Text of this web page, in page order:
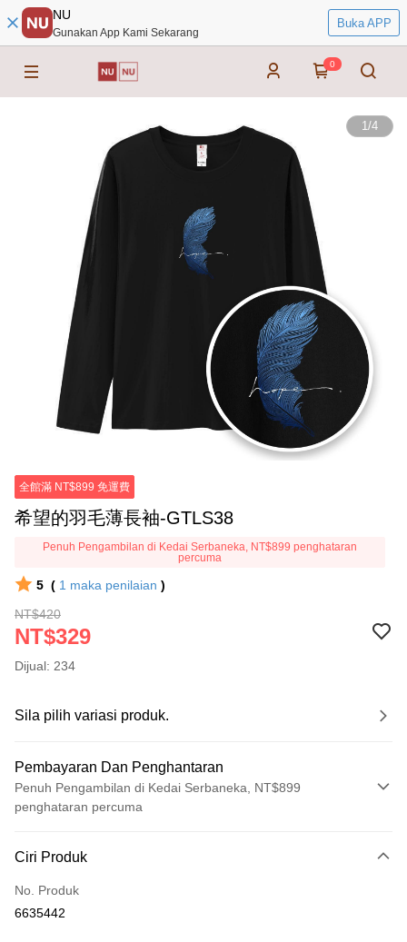
NU
Gunakan App Kami Sekarang
Buka APP
0
1/4
全館滿 NT$899 免運費
希望的羽毛薄長袖-GTLS38
Penuh Pengambilan di Kedai Serbaneka, NT$899 penghataran
percuma
5 ( 1 maka penilaian )
NT$420
NT$329
Dijual: 234
Sila pilih variasi produk.
Pembayaran Dan Penghantaran
Penuh Pengambilan di Kedai Serbaneka, NT$899
penghataran percuma
Kad Kredit (Bayaran Penuh)
Ansuran Kad Kredit
Ciri Produk
No. Produk
6635442